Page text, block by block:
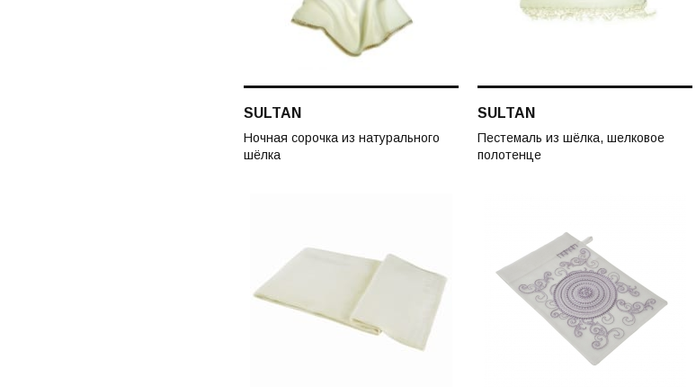
SULTAN
Ночная сорочка из натурального
шёлка
SULTAN
Пестемаль из шёлка, шелковое
полотенце